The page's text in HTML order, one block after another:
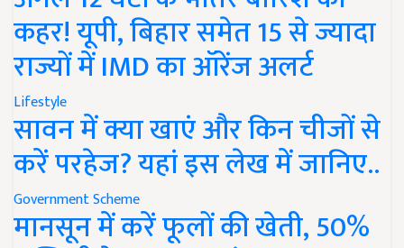
कहर! यूपी, बिहार समेत 15 से ज्यादा
राज्यों में IMD का ऑरेंज अलर्ट
Lifestyle
सावन में क्या खाएं और किन चीजों से
करें परहेज? यहां इस लेख में जानिए..
Government Scheme
मानसून में करें फूलों की खेती, 50%